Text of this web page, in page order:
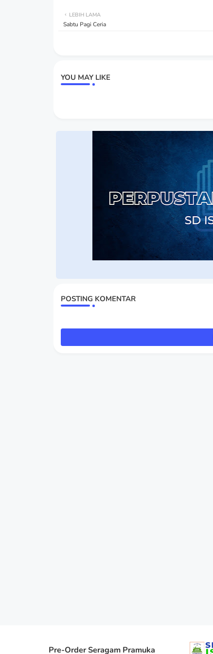
LEBIH LAMA
Sabtu Pagi Ceria
YOU MAY LIKE
POSTING KOMENTAR
Pre-Order Seragam Pramuka